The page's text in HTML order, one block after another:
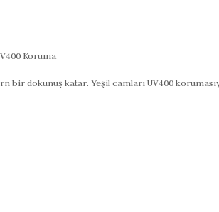
Koruma
bir dokunuş katar. Yeşil camları UV400